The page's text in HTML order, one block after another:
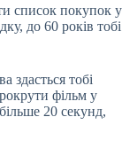
список покупок у
до 60 років тобі
тобі
фільм у
20 секунд,